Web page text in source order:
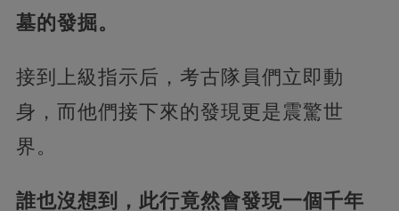
墓的發掘。
接到上級指示后，考古隊員們立即動
身，而他們接下來的發現更是震驚世
界。
誰也沒想到，此行竟然會發現一個千年